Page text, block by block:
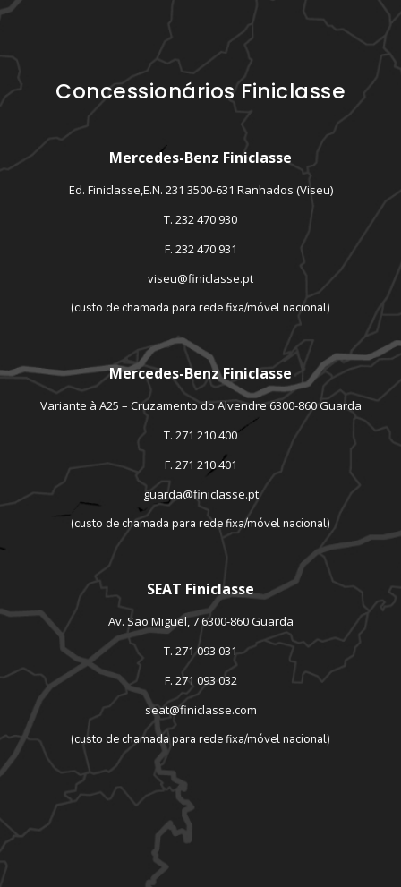
Concessionários Finiclasse
Mercedes-Benz Finiclasse
Ed. Finiclasse,E.N. 231 3500-631 Ranhados (Viseu)
T. 232 470 930
F. 232 470 931
viseu@finiclasse.pt
(custo de chamada para rede fixa/móvel nacional)
Mercedes-Benz Finiclasse
Variante à A25 – Cruzamento do Alvendre 6300-860 Guarda
T. 271 210 400
F. 271 210 401
guarda@finiclasse.pt
(custo de chamada para rede fixa/móvel nacional)
SEAT Finiclasse
Av. São Miguel, 7 6300-860 Guarda
T. 271 093 031
F. 271 093 032
seat@finiclasse.com
(custo de chamada para rede fixa/móvel nacional)